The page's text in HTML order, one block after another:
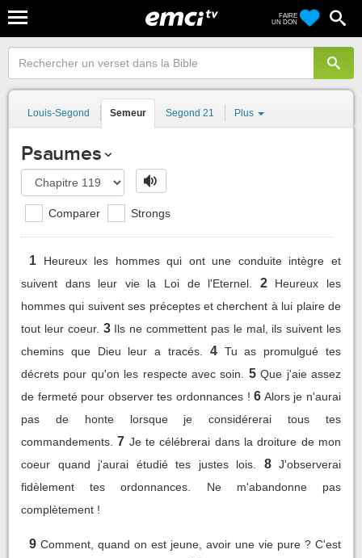
FAIRE
UN DON
Louis-Segond Semeur Segond 21 Plus
Psaumes
Comparer Strongs
1
Heureux les hommes qui ont une conduite intègre et
suivent dans leur vie la Loi de l'Eternel.
2
Heureux les
hommes qui suivent ses préceptes et cherchent à lui plaire de
tout leur coeur. 3 Ils ne commettent pas le mal, ils suivent les
chemins que Dieu leur a tracés.
4 Tu as promulgué tes
décrets pour qu'on les respecte avec soin.
5 Que j'aie assez
de fermeté pour observer tes ordonnances ! 6 Alors je n'aurai
pas de honte lorsque je considérerai tous tes
commandements. 7 Je te célébrerai dans la droiture de mon
coeur quand j'aurai étudié tes justes lois.
8 J'observerai
fidèlement tes ordonnances. Ne m'abandonne pas
complètement !
9 Comment, quand on est jeune, avoir une vie pure ? C'est